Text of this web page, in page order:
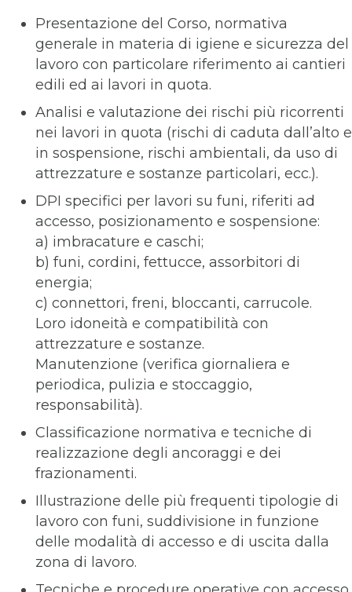
Presentazione del Corso, normativa
generale in materia di igiene e sicurezza del
lavoro con particolare riferimento ai cantieri
edili ed ai lavori in quota.
Analisi e valutazione dei rischi più ricorrenti
nei lavori in quota (rischi di caduta dall’alto e
in sospensione, rischi ambientali, da uso di
attrezzature e sostanze particolari, ecc.).
DPI specifici per lavori su funi, riferiti ad
accesso, posizionamento e sospensione:
a) imbracature e caschi;
b) funi, cordini, fettucce, assorbitori di
energia;
c) connettori, freni, bloccanti, carrucole.
Loro idoneità e compatibilità con
attrezzature e sostanze.
Manutenzione (verifica giornaliera e
periodica, pulizia e stoccaggio,
responsabilità).
Classificazione normativa e tecniche di
realizzazione degli ancoraggi e dei
frazionamenti.
Illustrazione delle più frequenti tipologie di
lavoro con funi, suddivisione in funzione
delle modalità di accesso e di uscita dalla
zona di lavoro.